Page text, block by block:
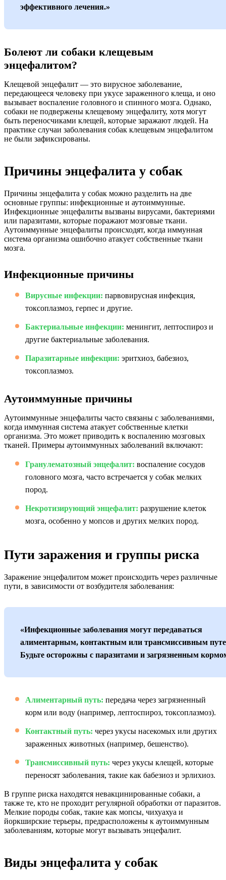
эффективного лечения.»
Болеют ли собаки клещевым
энцефалитом?
Клещевой энцефалит — это вирусное заболевание,
передающееся человеку при укусе зараженного клеща, и оно
вызывает воспаление головного и спинного мозга. Однако,
собаки не подвержены клещевому энцефалиту, хотя могут
быть переносчиками клещей, которые заражают людей. На
практике случаи заболевания собак клещевым энцефалитом
не были зафиксированы.
Причины энцефалита у собак
Причины энцефалита у собак можно разделить на две
основные группы: инфекционные и аутоиммунные.
Инфекционные энцефалиты вызваны вирусами, бактериями
или паразитами, которые поражают мозговые ткани.
Аутоиммунные энцефалиты происходят, когда иммунная
система организма ошибочно атакует собственные ткани
мозга.
Инфекционные причины
Вирусные инфекции: парвовирусная инфекция,
токсоплазмоз, герпес и другие.
Бактериальные инфекции: менингит, лептоспироз и
другие бактериальные заболевания.
Паразитарные инфекции: эритхиоз, бабезиоз,
токсоплазмоз.
Аутоиммунные причины
Аутоиммунные энцефалиты часто связаны с заболеваниями,
когда иммунная система атакует собственные клетки
организма. Это может приводить к воспалению мозговых
тканей. Примеры аутоиммунных заболеваний включают:
Гранулематозный энцефалит: воспаление сосудов
головного мозга, часто встречается у собак мелких
пород.
Некротизирующий энцефалит: разрушение клеток
мозга, особенно у мопсов и других мелких пород.
Пути заражения и группы риска
Заражение энцефалитом может происходить через различные
пути, в зависимости от возбудителя заболевания:
«Инфекционные заболевания могут передаваться
алиментарным, контактным или трансмиссивным
Будьте осторожны с паразитами и загрязненным
Алиментарный путь: передача через загрязненный
корм или воду (например, лептоспироз, токсоплазмоз).
Контактный путь: через укусы насекомых или других
зараженных животных (например, бешенство).
Трансмиссивный путь: через укусы клещей, которые
переносят заболевания, такие как бабезиоз и эрлихиоз.
В группе риска находятся невакцинированные собаки, а
также те, кто не проходит регулярной обработки от паразитов.
Мелкие породы собак, такие как мопсы, чихуахуа и
йоркширские терьеры, предрасположены к аутоиммунным
заболеваниям, которые могут вызывать энцефалит.
Виды энцефалита у собак